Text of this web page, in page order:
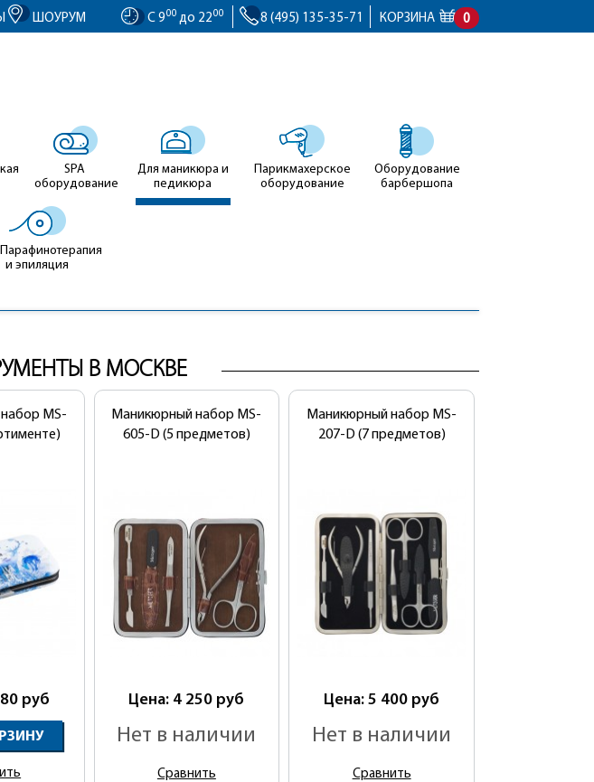
ШОУРУМ С 900 до 2200 8 (495) 135-35-71 КОРЗИНА 0
SPA
оборудование
Для маникюра и
педикюра
Парикмахерское
оборудование
Оборудование
барбершопа
Парафинотерапия
и эпиляция
В МОСКВЕ
MS-
руб
Маникюрный набор MS-
605-D (5 предметов)
Цена: 4 250 руб
Нет в наличии
Сравнить
Маникюрный набор MS-
207-D (7 предметов)
Цена: 5 400 руб
Нет в наличии
Сравнить